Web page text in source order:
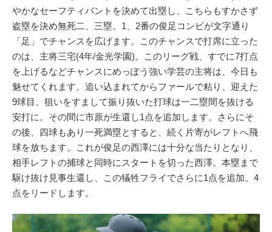
やかなセーフティバントを決めて出塁し、こちらもすかさず
盗塁を決め無死二、三塁。1、2番の俊足コンビが文字通り
「足」でチャンスを広げます。このチャンスで打席に立った
のは、主将三宅(4年/金光学園)。このリーグ戦、すでに7打点
を上げるなどチャンスにめっぽう強い学芸の主将は、今日も
魅せてくれます。追い込まれてからファールで粘り、迎えた
9球目。狙いをすまして振り抜いた打球は一二塁間を抜ける
安打に。その間に市原が生還し1点を追加します。さらにそ
の後、四球もあり一死満塁とすると、続く片寄がレフトへ飛
球を放ちます。これが俊足の西澤には十分な当たりとなり、
相手レフトの捕球と同時にスタートを切った西澤。本塁まで
駆け抜け見事生還し、この犠牲フライでさらに1点を追加。4
点をリードします。